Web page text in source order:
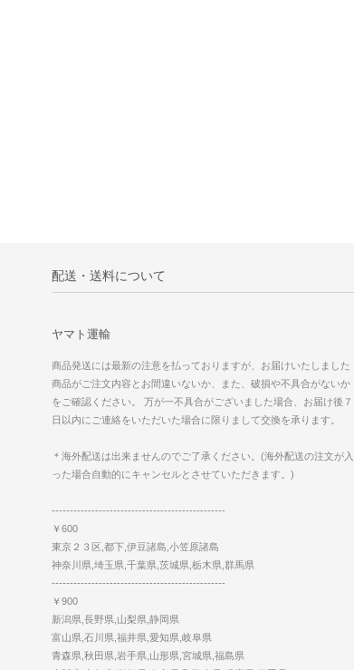
配送・送料について
ヤマト運輸
商品発送には最新の注意を払っておりますが、お届けいたしました
商品がご注文内容とお間違いないか、また、破損や不具合がないか
をご確認ください。 万が一不具合がございました場合、お届け後７
日以内にご連絡をいただいた場合に限りまして交換を承ります。
＊海外配送は出来ませんのでご了承ください。(海外配送の注文が入
った場合自動的にキャンセルとさせていただきます。)
------------------------------------------------
￥600
東京２３区,都下,伊豆諸島,小笠原諸島
神奈川県,埼玉県,千葉県,茨城県,栃木県,群馬県
------------------------------------------------
￥900
新潟県,長野県,山梨県,静岡県
富山県,石川県,福井県,愛知県,岐阜県
青森県,秋田県,岩手県,山形県,宮城県,福島県